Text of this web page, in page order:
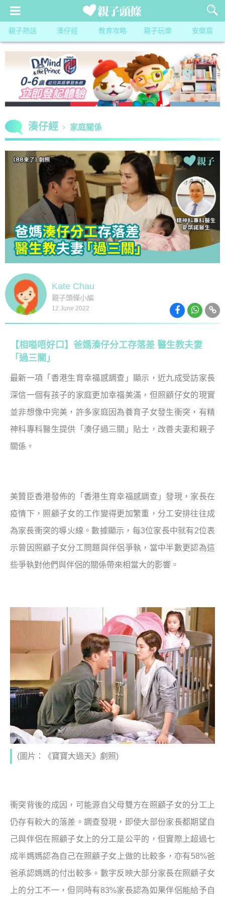
親子熱話 湊仔經 教育攻略 親子玩樂 安樂窩
湊仔經 家庭關係
Kate Chau
親子頭條小編
12 June 2022
【相嗌唔好口】爸媽湊仔分工存落差 醫生教夫妻
「過三關」
最新一項「香港生育幸福感調查」顯示，近九成受訪家長
深信一個有孩子的家庭更加幸福美滿，但照顧仔女的現實
並非想像中完美，許多家庭因為養育子女發生衝突，有精
神科專科醫生提供「湊仔過三關」貼士，改善夫妻和親子
關係。
美贊臣香港發佈的「香港生育幸福感調查」發現，家長在
疫情下，照顧子女的工作變得更加繁重，分工安排往往成
為家長衝突的導火線。數據顯示，每3位家長中就有 2位表
示曾因照顧子女分工問題與伴侶爭執，當中半數更認為這
些爭執對他們與伴侶的關係帶來相當大的影響。
(圖片：《寶寶大過天》劇照)
衝突背後的成因，可能源自父母雙方在照顧子女的分工上
仍存有較大的落差。調查發現，即使大部份家長都期望自
己與伴侶在照顧子女上的分工是公平的，但實際上超過七
成半媽媽認為自己在照顧子女上做的比較多，亦有 58%爸
爸承認媽媽的付出較多。數字反映大部分家長在照顧子女
上的分工不一，但同時有 83%家長認為如果伴侶能給予自